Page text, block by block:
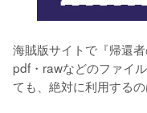
海賊版サイトで『帰還
pdf・rawなどのファイ
ても、絶対に利用するの